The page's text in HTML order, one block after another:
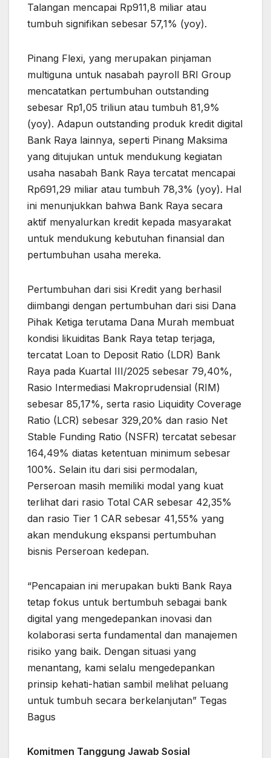
Talangan mencapai Rp911,8 miliar atau
tumbuh signifikan sebesar 57,1% (yoy).
Pinang Flexi, yang merupakan pinjaman
multiguna untuk nasabah payroll BRI Group
mencatatkan pertumbuhan outstanding
sebesar Rp1,05 triliun atau tumbuh 81,9%
(yoy). Adapun outstanding produk kredit digital
Bank Raya lainnya, seperti Pinang Maksima
yang ditujukan untuk mendukung kegiatan
usaha nasabah Bank Raya tercatat mencapai
Rp691,29 miliar atau tumbuh 78,3% (yoy). Hal
ini menunjukkan bahwa Bank Raya secara
aktif menyalurkan kredit kepada masyarakat
untuk mendukung kebutuhan finansial dan
pertumbuhan usaha mereka.
Pertumbuhan dari sisi Kredit yang berhasil
diimbangi dengan pertumbuhan dari sisi Dana
Pihak Ketiga terutama Dana Murah membuat
kondisi likuiditas Bank Raya tetap terjaga,
tercatat Loan to Deposit Ratio (LDR) Bank
Raya pada Kuartal III/2025 sebesar 79,40%,
Rasio Intermediasi Makroprudensial (RIM)
sebesar 85,17%, serta rasio Liquidity Coverage
Ratio (LCR) sebesar 329,20% dan rasio Net
Stable Funding Ratio (NSFR) tercatat sebesar
164,49% diatas ketentuan minimum sebesar
100%. Selain itu dari sisi permodalan,
Perseroan masih memiliki modal yang kuat
terlihat dari rasio Total CAR sebesar 42,35%
dan rasio Tier 1 CAR sebesar 41,55% yang
akan mendukung ekspansi pertumbuhan
bisnis Perseroan kedepan.
“Pencapaian ini merupakan bukti Bank Raya
tetap fokus untuk bertumbuh sebagai bank
digital yang mengedepankan inovasi dan
kolaborasi serta fundamental dan manajemen
risiko yang baik. Dengan situasi yang
menantang, kami selalu mengedepankan
prinsip kehati-hatian sambil melihat peluang
untuk tumbuh secara berkelanjutan” Tegas
Bagus
Komitmen Tanggung Jawab Sosial